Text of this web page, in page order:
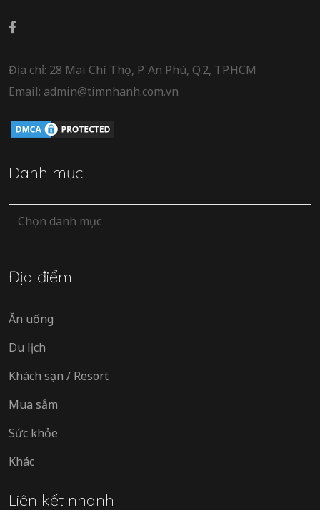
Địa chỉ: 28 Mai Chí Thọ, P. An Phú, Q.2, TP.HCM
Email: admin@timnhanh.com.vn
Danh mục
Danh
mục
Địa điểm
Ăn uống
Du lịch
Khách sạn / Resort
Mua sắm
Sức khỏe
Khác
Liên kết nhanh